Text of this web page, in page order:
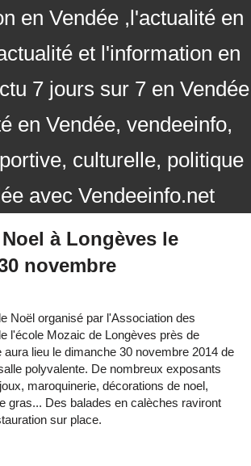
en Vendée ,l'actualité en
et l'information en
7 jours sur 7 en Vendée
en Vendée, vendeeinfo,
culturelle, politique
avec Vendeeinfo.net
à Longèves le
novembre
Noël organisé par l'Association des
l'école Mozaic de Longèves près de
aura lieu le dimanche 30 novembre 2014 de
polyvalente. De nombreux exposants
maroquinerie, décorations de noel,
gras... Des balades en calèches raviront
sur place.